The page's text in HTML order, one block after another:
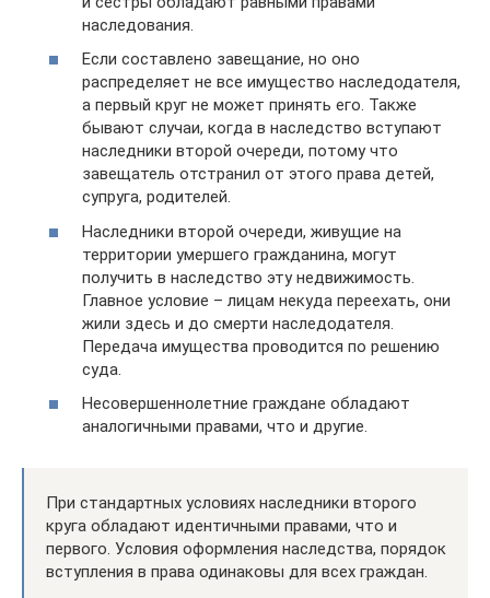
наследования.
Если составлено завещание, но оно
распределяет не все имущество наследодателя,
а первый круг не может принять его. Также
бывают случаи, когда в наследство вступают
наследники второй очереди, потому что
завещатель отстранил от этого права детей,
супруга, родителей.
Наследники второй очереди, живущие на
территории умершего гражданина, могут
получить в наследство эту недвижимость.
Главное условие – лицам некуда переехать, они
жили здесь и до смерти наследодателя.
Передача имущества проводится по решению
суда.
Несовершеннолетние граждане обладают
аналогичными правами, что и другие.
При стандартных условиях наследники второго
круга обладают идентичными правами, что и
первого. Условия оформления наследства, порядок
вступления в права одинаковы для всех граждан.